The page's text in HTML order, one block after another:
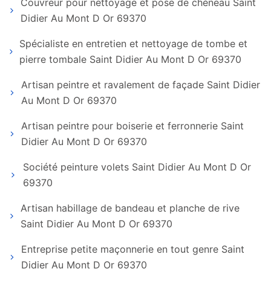
Couvreur pour nettoyage et pose de chéneau Saint
Didier Au Mont D Or 69370
Spécialiste en entretien et nettoyage de tombe et
pierre tombale Saint Didier Au Mont D Or 69370
Artisan peintre et ravalement de façade Saint Didier
Au Mont D Or 69370
Artisan peintre pour boiserie et ferronnerie Saint
Didier Au Mont D Or 69370
Société peinture volets Saint Didier Au Mont D Or
69370
Artisan habillage de bandeau et planche de rive
Saint Didier Au Mont D Or 69370
Entreprise petite maçonnerie en tout genre Saint
Didier Au Mont D Or 69370